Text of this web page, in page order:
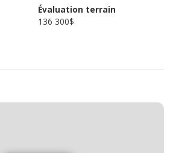
Évaluation terrain
136 300$